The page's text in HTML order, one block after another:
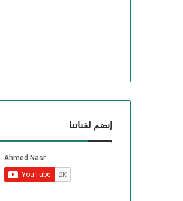
إنضم لقناتنا